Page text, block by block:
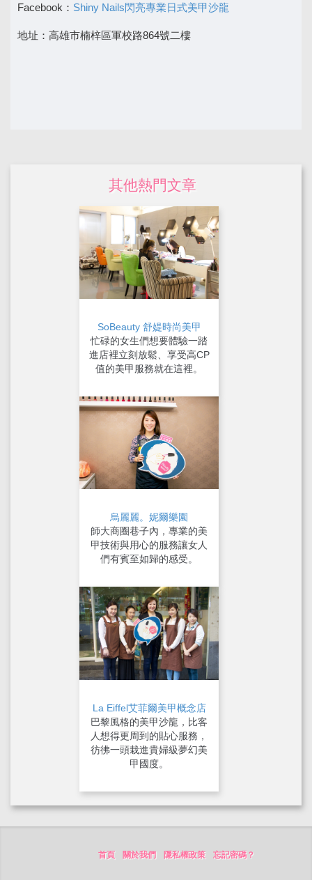
Facebook： Shiny Nails閃亮專業日式美甲沙龍
地址：高雄市楠梓區軍校路864號二樓
其他熱門文章
SoBeauty 舒媞時尚美甲
忙碌的女生們想要體驗一踏
進店裡立刻放鬆、享受高CP
值的美甲服務就在這裡。
烏麗麗。妮爾樂園
師大商圈巷子內，專業的美
甲技術與用心的服務讓女人
們有賓至如歸的感受。
La Eiffel艾菲爾美甲概念店
巴黎風格的美甲沙龍，比客
人想得更周到的貼心服務，
彷彿一頭栽進貴婦級夢幻美
甲國度。
首頁 關於我們 隱私權政策 忘記密碼？